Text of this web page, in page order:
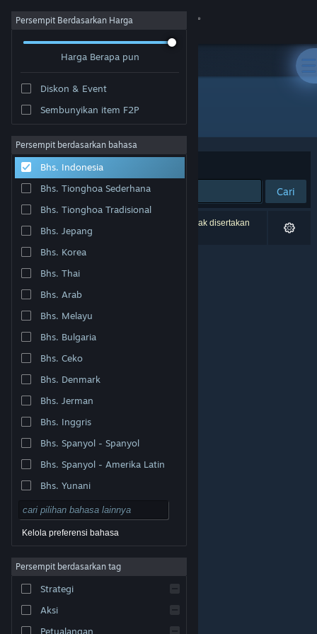
Login
Tentang
Bantuan
Ubah bahasa
Dapatkan Aplikasi Seluler Steam
Lihat situs web desktop
Undang. Semua merek dagang merupakan hak pemilik
Legal| Aksesibilitas
Pengembalian Dana
Persempit Berdasarkan Harga
Harga Berapa pun
Diskon & Event
Sembunyikan item F2P
Persempit berdasarkan bahasa
Bhs. Indonesia
Bhs. Tionghoa Sederhana
Bhs. Tionghoa Tradisional
Bhs. Jepang
Bhs. Korea
Bhs. Thai
Bhs. Arab
Bhs. Melayu
Bhs. Bulgaria
Bhs. Ceko
Bhs. Denmark
Bhs. Jerman
Bhs. Inggris
Bhs. Spanyol - Spanyol
Bhs. Spanyol - Amerika Latin
Bhs. Yunani
Kelola preferensi bahasa
Persempit berdasarkan tag
Strategi
Aksi
Petualangan
Pengembang: VRotein
Berdasarkan Relevansi
Cari
0 hasil cocok dengan pencarianmu. 4 produk tidak disertakan
berdasarkan preferensimu.